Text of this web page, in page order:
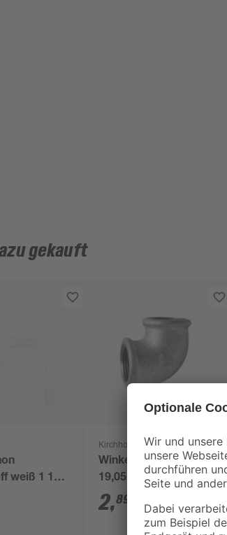
gekauft
weiß 1 1/2'
Kirchhoff
Winkel 90 Grad Ø
19,05 mm (3/4”)
2,89